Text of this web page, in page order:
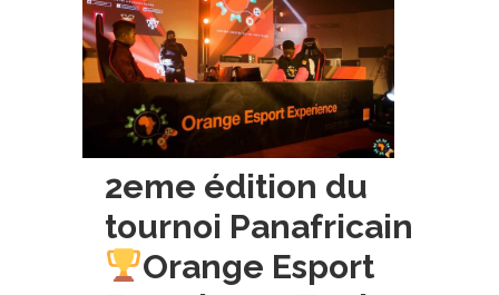
2eme édition du
tournoi Panafricain
Orange Esport